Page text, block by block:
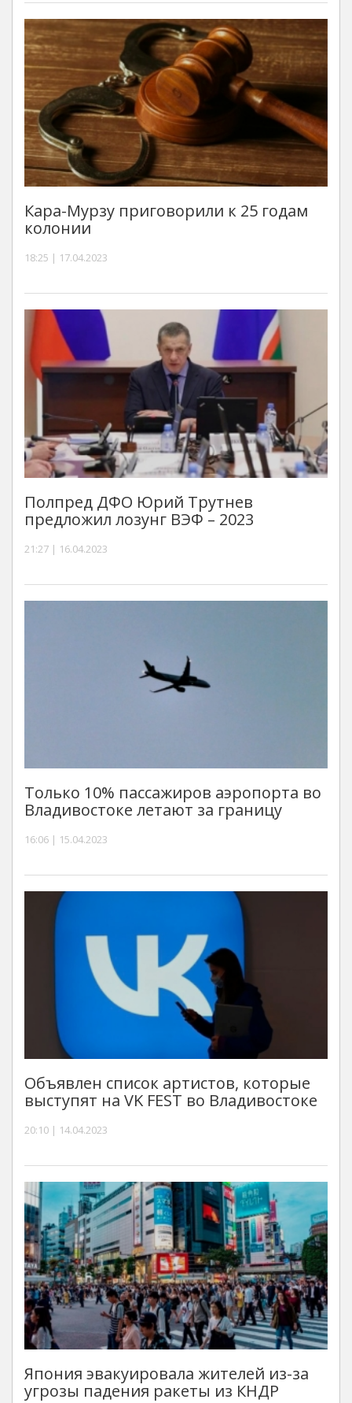
Кара-Мурзу приговорили к 25 годам
колонии
18:25 | 17.04.2023
Полпред ДФО Юрий Трутнев
предложил лозунг ВЭФ – 2023
21:27 | 16.04.2023
Только 10% пассажиров аэропорта во
Владивостоке летают за границу
16:06 | 15.04.2023
Объявлен список артистов, которые
выступят на VK FEST во Владивостоке
20:10 | 14.04.2023
Япония эвакуировала жителей из-за
угрозы падения ракеты из КНДР